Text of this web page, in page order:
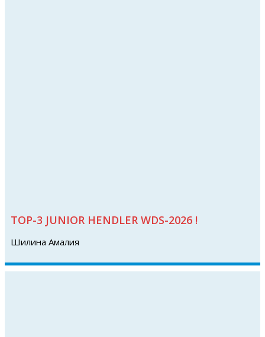
TOP-3 JUNIOR HENDLER WDS-2026 !
Шилина Амалия